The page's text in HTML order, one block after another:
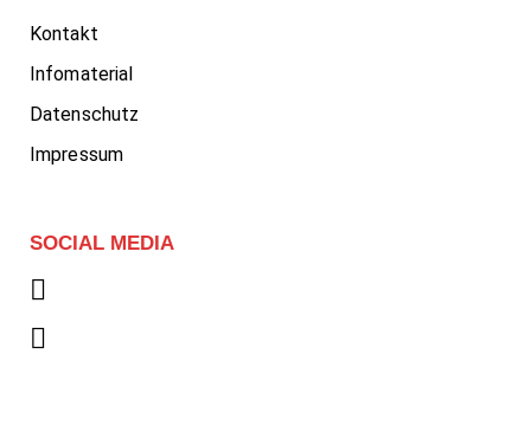
Kontakt
Infomaterial
Datenschutz
Impressum
SOCIAL MEDIA